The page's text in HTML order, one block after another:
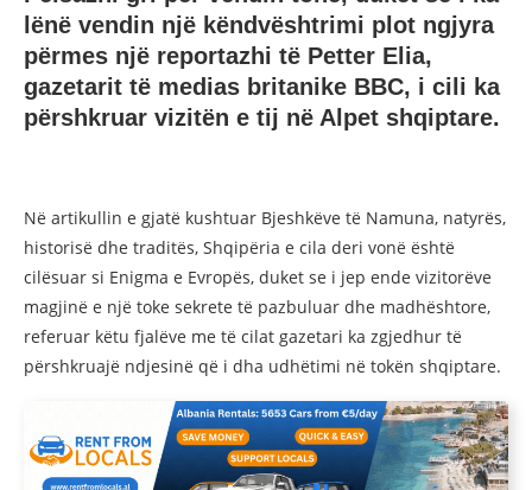
lënë vendin një këndvështrimi plot ngjyra
përmes një reportazhi të Petter Elia,
gazetarit të medias britanike BBC, i cili ka
përshkruar vizitën e tij në Alpet shqiptare.
Në artikullin e gjatë kushtuar Bjeshkëve të Namuna, natyrës,
historisë dhe traditës, Shqipëria e cila deri vonë është
cilësuar si Enigma e Evropës, duket se i jep ende vizitorëve
magjinë e një toke sekrete të pazbuluar dhe madhështore,
referuar këtu fjalëve me të cilat gazetari ka zgjedhur të
përshkruajë ndjesinë që i dha udhëtimi në tokën shqiptare.